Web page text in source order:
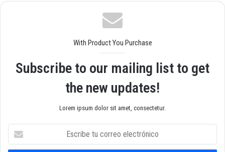
b
With Product You Purchase
Subscribe to our mailing list to get
the new updates!
Lorem ipsum dolor sit amet, consectetur.
c